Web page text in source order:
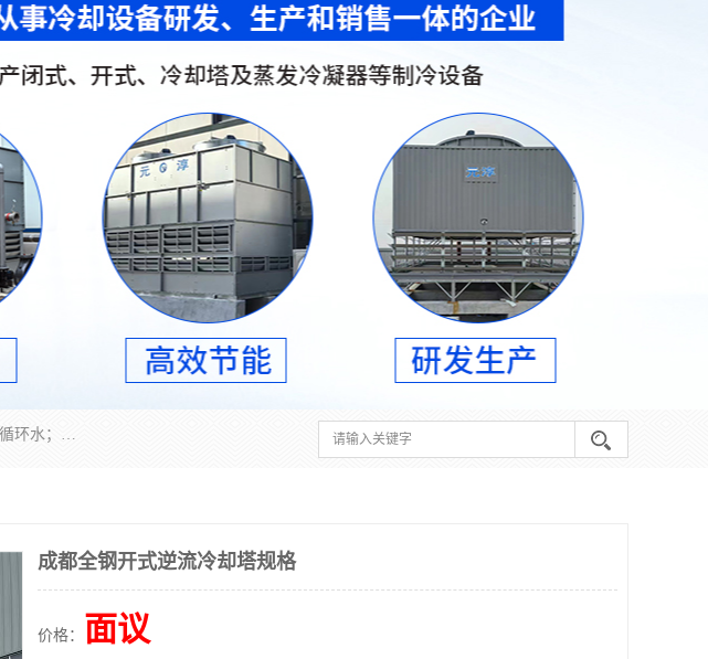
冷却塔广泛应用于工业、电力行业、空调系统等领域。在电力行业中，用于冷却发电机组的循环水；在工业生产中，如化工、冶金等行业，可降低生产过程中产生的热量；在空调系统中，为空调设备提供冷却水源
成都全钢开式逆流冷却塔规格
价格： 面议